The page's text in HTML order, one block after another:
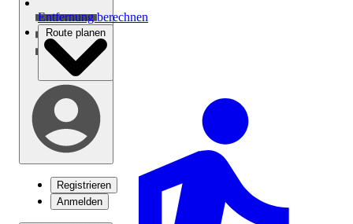
Registrieren
Anmelden
Entfernung berechnen
Route planen